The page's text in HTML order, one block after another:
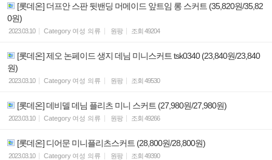
[롯데온] 더프안 스판 뒷밴딩 머메이드 앞트임 롱 스커트 (35,820원/35,82
0원)
2023.03.10 Category 여성 의류 원팡 조회 49204
[롯데온] 제오 논페이드 생지 데님 미니스커트 tsk0340 (23,840원/23,840
원)
2023.03.10 Category 여성 의류 원팡 조회 49530
[롯데온] 데비델 데님 플리츠 미니 스커트 (27,980원/27,980원)
2023.03.10 Category 여성 의류 원팡 조회 49266
[롯데온] 디어문 미니플리츠스커트 (28,800원/28,800원)
2023.03.10 Category 여성 의류 원팡 조회 49390